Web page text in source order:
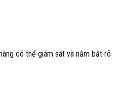
có thể giám sát và nắm bắt rõ